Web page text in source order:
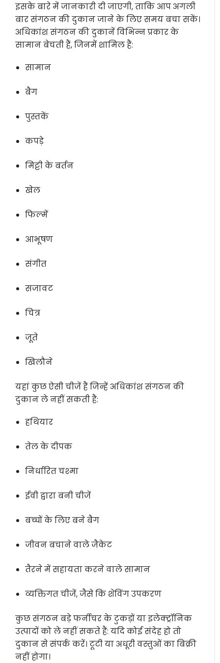
इसके बारे में जानकारी दी जाएगी, ताकि आप अगली
बार संगठन की दुकान जाने के लिए समय बचा सकें।
अधिकांश संगठन की दुकानें विभिन्न प्रकार के
सामान बेचती हैं, जिनमें शामिल हैं:
सामान
बैग
पुस्तकें
कपड़े
मिट्टी के बर्तन
खेल
फिल्में
आभूषण
संगीत
सजावट
चित्र
जूते
खिलौने
यहां कुछ ऐसी चीजें हैं जिन्हें अधिकांश संगठन की
दुकान ले नहीं सकती हैं:
हथियार
तेल के दीपक
निर्धारित चश्मा
ईवी द्वारा बनी चीजें
बच्चों के लिए बने बैग
जीवन बचाने वाले जैकेट
तैरने में सहायता करने वाले सामान
व्यक्तिगत चीजें, जैसे कि शेविंग उपकरण
कुछ संगठन बड़े फर्नीचर के टुकड़ों या इलेक्ट्रॉनिक
उत्पादों को ले नहीं सकते हैं: यदि कोई संदेह हो तो
दुकान से संपर्क करें। टूटी या अधूरी वस्तुओं का बिक्री
नहीं होगा।